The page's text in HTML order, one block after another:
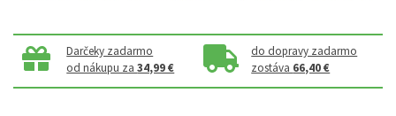
Darčeky zadarmo
od nákupu za34,99 €
do dopravy zadarmo
zostáva 66,40 €